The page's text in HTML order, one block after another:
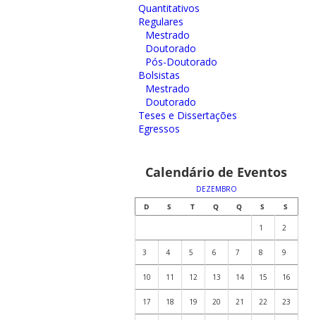
Quantitativos
Regulares
Mestrado
Doutorado
Pós-Doutorado
Bolsistas
Mestrado
Doutorado
Teses e Dissertações
Egressos
Calendário de Eventos
DEZEMBRO
D
S T Q Q S S
1 2
3 4 5 6 7 8 9
10 11 12 13 14 15 16
17 18 19 20 21 22 23